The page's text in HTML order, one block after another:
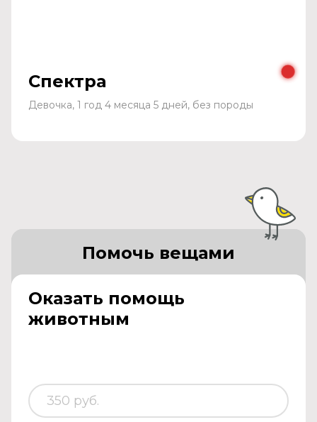
Спектра
Девочка, 1 год 4 месяца 5 дней, без породы
Оказать помощь
животным
Помочь вещами